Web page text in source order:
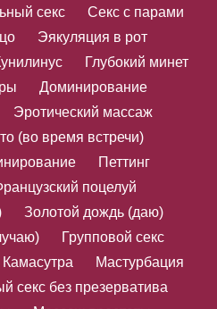
секс
Секс с парами
Эякуляция в рот
Глубокий минет
Доминирование
Эротический массаж
(во время встречи)
Петтинг
поцелуй
Золотой дождь (даю)
Групповой секс
Камасутра
Мастурбация
секс без презерватива